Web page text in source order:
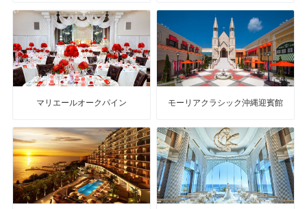
マリエールオークパイン モーリアクラシック沖縄迎賓館